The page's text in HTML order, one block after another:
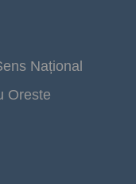
Național
Oreste